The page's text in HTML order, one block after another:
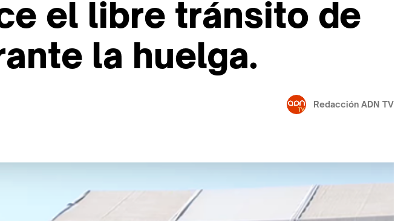
el libre tránsito de
la huelga.
Redacción ADN TV